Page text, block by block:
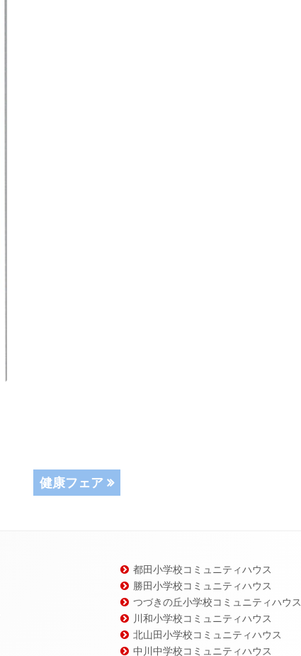
次
健康フェア
都田小学校コミュニティハウス
勝田小学校コミュニティハウス
つづきの丘小学校コミュニティハウス
川和小学校コミュニティハウス
北山田小学校コミュニティハウス
中川中学校コミュニティハウス